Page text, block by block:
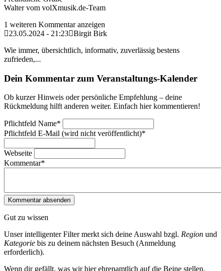
Walter vom volXmusik.de-Team
1 weiteren Kommentar anzeigen
23.05.2024 - 21:23 Birgit Birk
Wie immer, übersichtlich, informativ, zuverlässig bestens
zufrieden,...
Dein Kommentar zum Veranstaltungs-Kalender
Ob kurzer Hinweis oder persönliche Empfehlung – deine
Rückmeldung hilft anderen weiter. Einfach hier kommentieren!
Pflichtfeld Name*
Pflichtfeld E-Mail (wird nicht veröffentlicht)*
Webseite
Kommentar*
Gut zu wissen
Unser intelligenter Filter merkt sich deine Auswahl bzgl. Region und
Kategorie bis zu deinem nächsten Besuch (Anmeldung
erforderlich).
Wenn dir gefällt, was wir hier ehrenamtlich auf die Beine stellen,